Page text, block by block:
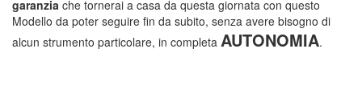
garanzia che tornerai a casa da questa giornata con questo
Modello da poter seguire fin da subito, senza avere bisogno di
alcun strumento particolare, in completa AUTONOMIA.